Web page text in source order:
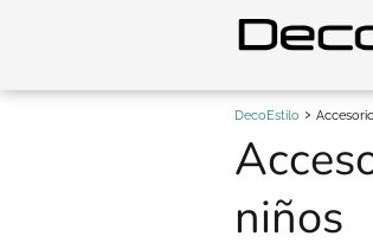
DecoEstilo
niños